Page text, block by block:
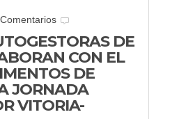
DE
CON EL
DE
JORNADA
VITORIA-